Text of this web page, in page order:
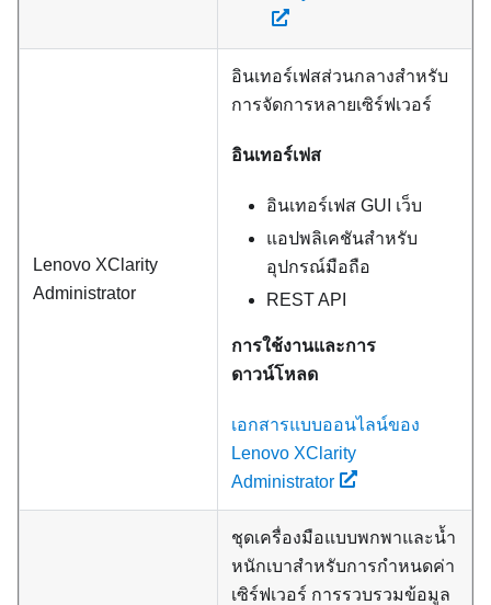
Lenovo XClarity
Administrator
อินเทอร์เฟสส่วนกลางสำหรับ
การจัดการหลายเซิร์ฟเวอร์
อินเทอร์เฟส
อินเทอร์เฟส GUI เว็บ
แอปพลิเคชันสำหรับ
อุปกรณ์มือถือ
REST API
การใช้งานและการ
ดาวน์โหลด
เอกสารแบบออนไลน์ของ
Lenovo XClarity
Administrator
ชุดเครื่องมือแบบพกพาและน้ำ
หนักเบาสำหรับการกำหนดค่า
เซิร์ฟเวอร์ การรวบรวมข้อมูล